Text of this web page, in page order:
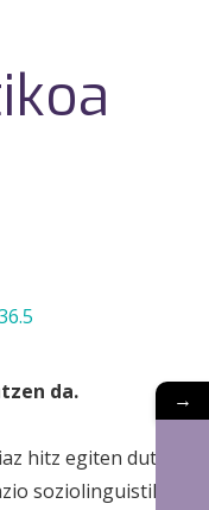
da.
hitz egiten duten
soziolinguistikoa
→